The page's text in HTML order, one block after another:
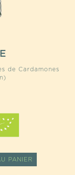
de Cardamones
PANIER